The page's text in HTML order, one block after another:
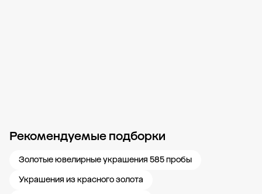
Рекомендуемые подборки
Золотые ювелирные украшения 585 пробы
Украшения из красного золота
Новости компании Журнал ЗОЛОТОЙ Блог